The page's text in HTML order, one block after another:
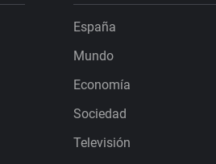
España
Mundo
Economía
Sociedad
Televisión